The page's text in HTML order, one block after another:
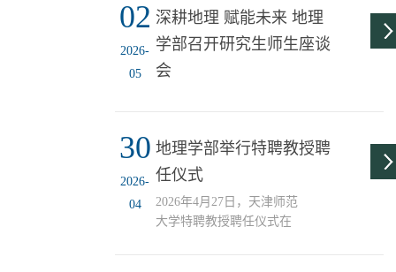
地理学部2404班讲解员林
雅涵结合校史馆展陈内
容，详细讲述了学校的发
展脉络、办学成就和优良
02
2026-
05
深耕地理 赋能未来 地理
学部召开研究生师生座谈
会
30
2026-
04
地理学部举行特聘教授聘
任仪式
2026年4月27日，天津师范
大学特聘教授聘任仪式在